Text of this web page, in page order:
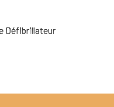
Défibrillateur